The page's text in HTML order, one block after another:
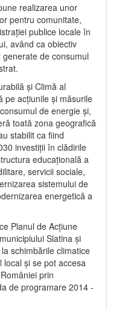
realizarea unor
pentru comunitate,
publice locale în
având ca obiectiv
de consumul
şi Climă al
pe acţiunile şi măsurile
de energie şi,
toată zona geografică
stabilit ca fiind
investiţii în clădirile
educaţională a
servicii sociale,
sistemului de
energetică a
Planul de Acţiune
Slatina şi
schimbările climatice
şi se pot accesa
prin
de programare 2014 -